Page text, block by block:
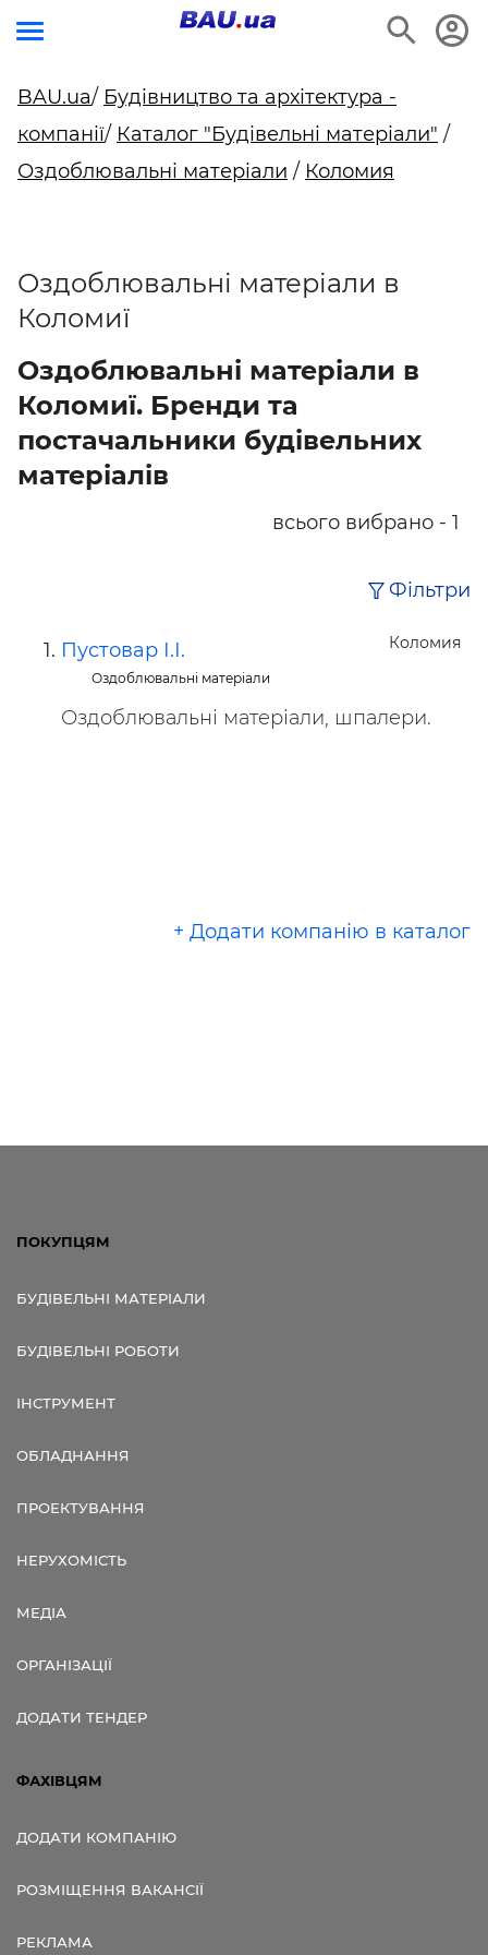
BAU.ua/ Будівництво та архітектура -
компанії/ Каталог "Будівельні матеріали" /
Оздоблювальні матеріали / Коломия
Оздоблювальні матеріали в
Коломиї
Оздоблювальні матеріали в
Коломиї. Бренди та
постачальники будівельних
матеріалів
всього вибрано - 1
Фільтри
Коломия
Пустовар І.І.
Оздоблювальні матеріали
Оздоблювальні матеріали, шпалери.
+ Додати компанію в каталог
ПОКУПЦЯМ
БУДІВЕЛЬНІ МАТЕРІАЛИ
БУДІВЕЛЬНІ РОБОТИ
ІНСТРУМЕНТ
ОБЛАДНАННЯ
ПРОЕКТУВАННЯ
НЕРУХОМІСТЬ
МЕДІА
ОРГАНІЗАЦІЇ
ДОДАТИ ТЕНДЕР
ФАХІВЦЯМ
ДОДАТИ КОМПАНІЮ
РОЗМІЩЕННЯ ВАКАНСІЇ
РЕКЛАМА